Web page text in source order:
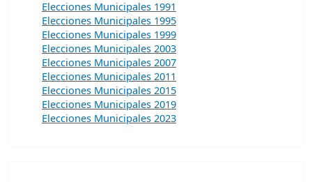
Elecciones Municipales 1991
Elecciones Municipales 1995
Elecciones Municipales 1999
Elecciones Municipales 2003
Elecciones Municipales 2007
Elecciones Municipales 2011
Elecciones Municipales 2015
Elecciones Municipales 2019
Elecciones Municipales 2023